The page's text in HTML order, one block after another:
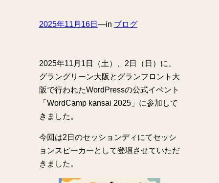
2025年11月16日 —in ブログ
2025年11月1日（土）、2日（日）に、
グラングリーン大阪とグランフロント大
阪で行われたWordPressの公式イベント
「WordCamp kansai 2025」に参加して
きました。
今回は2日のセッションディにてセッシ
ョンスピーカーとして登壇させていただ
きました。